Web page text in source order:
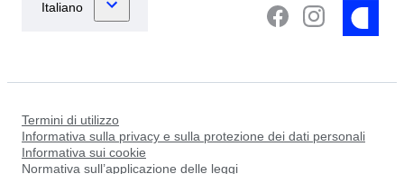
Termini di utilizzo
Informativa sulla privacy e sulla protezione dei dati personali
Informativa sui cookie
Normativa sull’applicazione delle leggi